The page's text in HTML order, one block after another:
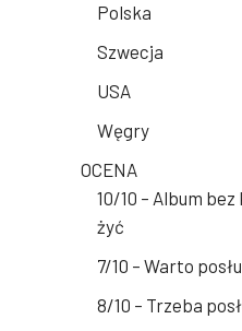
Polska
Szwecja
USA
Węgry
OCENA
10/10 – Album
żyć
7/10 – Warto
8/10 – Trzeba